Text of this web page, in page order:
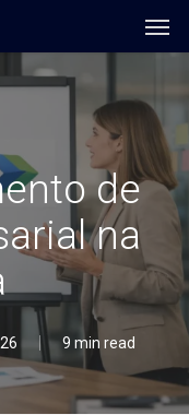
de
na
9 min read